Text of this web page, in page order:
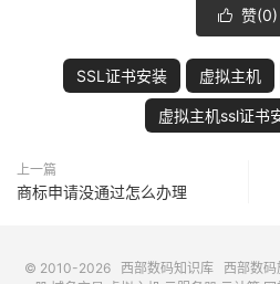
 赞(0)
SSL证书安装 虚拟主机
虚拟主机ssl证书
上一篇
商标申请没通过怎么办理
© 2010-2026 西部数码知识库 西部数码